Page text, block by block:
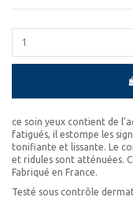
ce soin yeux contient de
fatigués, il estompe les
tonifiante et lissante. Le
et ridules sont atténuées.
Fabriqué en France.
Testé sous contrôle